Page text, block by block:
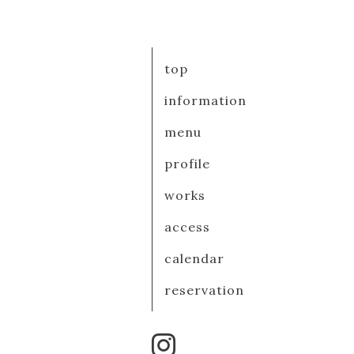
top
information
menu
profile
works
access
calendar
reservation